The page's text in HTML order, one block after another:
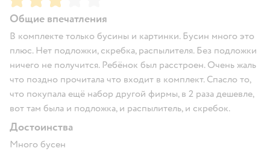
Общие впечатления
В комплекте только бусины и картинки. Бусин много это
плюс. Нет подложки, скребка, распылителя. Без подложки
ничего не получится. Ребёнок был расстроен. Очень жаль
что поздно прочитала что входит в комплект. Спасло то,
что покупала ещё набор другой фирмы, в 2 раза дешевле,
вот там была и подложка, и распылитель, и скребок.
Достоинства
Много бусен